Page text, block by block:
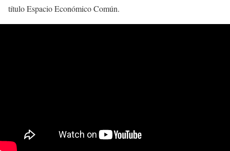
título Espacio Económico Común.